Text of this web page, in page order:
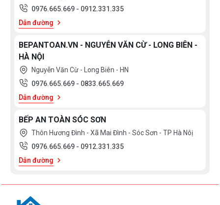
0976.665.669 - 0912.331.335
Dẫn đường
BEPANTOAN.VN - NGUYỄN VĂN CỪ - LONG BIÊN -
HÀ NỘI
Nguyễn Văn Cừ - Long Biên - HN
0976.665.669 - 0833.665.669
Dẫn đường
BẾP AN TOÀN SÓC SƠN
Thôn Hương Đình - Xã Mai Đình - Sóc Sơn - TP Hà Nôị
0976.665.669 - 0912.331.335
Dẫn đường